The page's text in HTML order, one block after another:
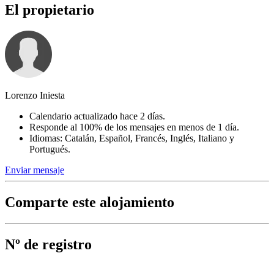
El propietario
Lorenzo Iniesta
Calendario actualizado hace 2 días.
Responde al 100% de los mensajes en menos de 1 día.
Idiomas: Catalán, Español, Francés, Inglés, Italiano y
Portugués.
Enviar mensaje
Comparte este alojamiento
Nº de registro